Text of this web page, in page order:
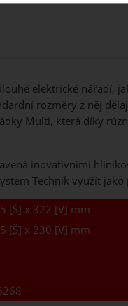
elektrické nářadí,
rozměry z něj
Multi, která díky
inovativními
Technik využít
[Š] x 322 [V] mm
[Š] x 230 [V] mm